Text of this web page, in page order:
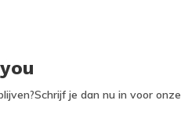
je dan nu in voor onze